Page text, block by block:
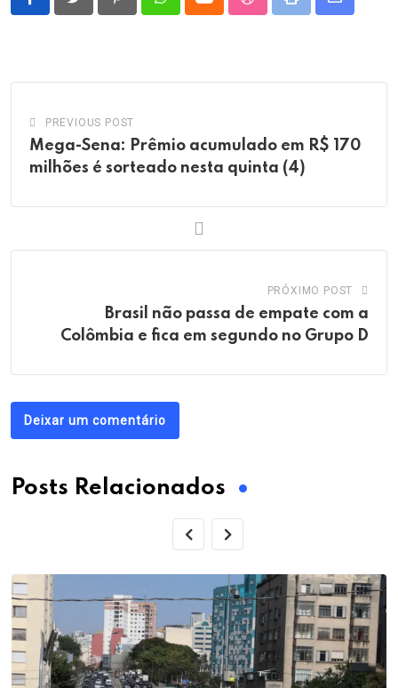
PinterestWhatsappCloud StumbleUpon
Print
Share
PREVIOUS POST
Mega-Sena: Prêmio acumulado em R$ 170
milhões é sorteado nesta quinta (4)
PRÓXIMO POST
Brasil não passa de empate com a
Colômbia e fica em segundo no Grupo D
Deixar um comentário
Posts Relacionados